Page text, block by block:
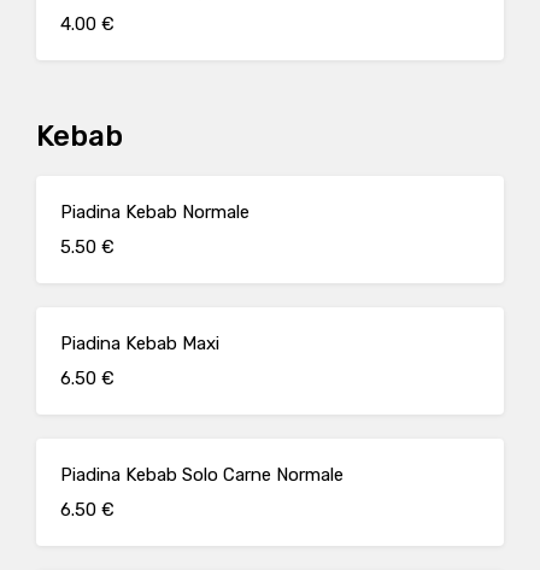
4.00 €
Kebab
Piadina Kebab Normale
5.50 €
Piadina Kebab Maxi
6.50 €
Piadina Kebab Solo Carne Normale
6.50 €